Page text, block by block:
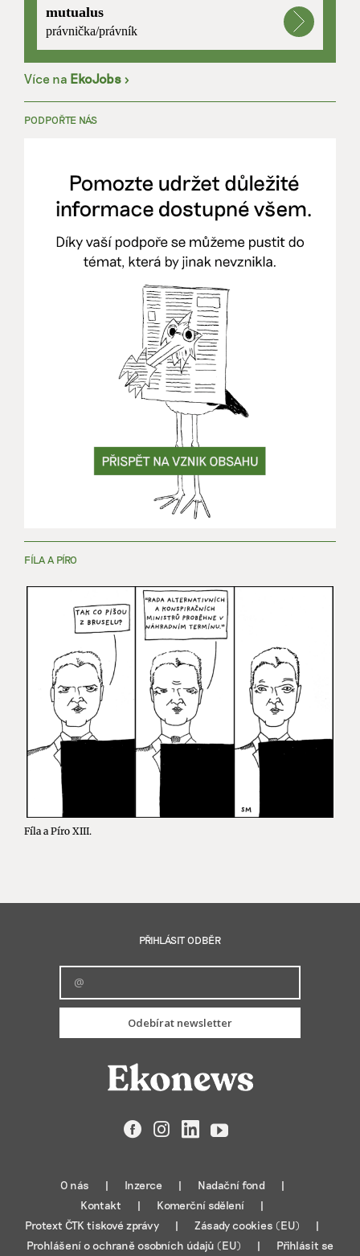
mutualus
právnička/právník
Více na EkoJobs >
PODPOŘTE NÁS
FÍLA A PÍRO
Fíla a Píro XIII.
PŘIHLÁSIT ODBĚR
Odebírat newsletter
FacebookInstagramLinkedIn
YouTube
O nás Inzerce
Nadační fond
Kontakt
Komerční sdělení
Protext ČTK tiskové zprávy
Zásady cookies (EU)
Prohlášení o ochraně osobních údajů (EU)
Přihlásit se